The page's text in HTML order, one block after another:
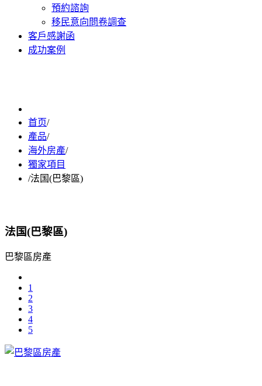
預約諮詢
移民意向問卷調查
客戶感謝函
成功案例
首页/
產品/
海外房產/
獨家項目
/法国(巴黎區)
法国(巴黎區)
巴黎區房產
1
2
3
4
5